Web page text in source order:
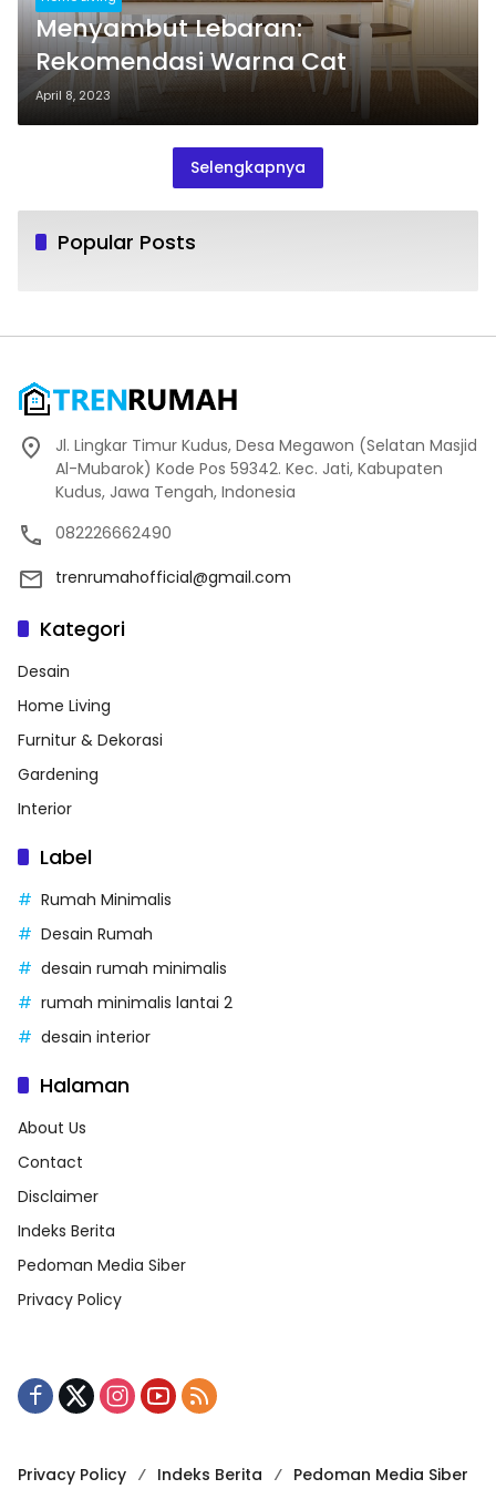
Menyambut Lebaran:
Rekomendasi Warna Cat
April 8, 2023
Selengkapnya
Popular Posts
Jl. Lingkar Timur Kudus, Desa Megawon (Selatan Masjid
Al-Mubarok) Kode Pos 59342. Kec. Jati, Kabupaten
Kudus, Jawa Tengah, Indonesia
082226662490
trenrumahofficial@gmail.com
Kategori
Desain
Home Living
Furnitur & Dekorasi
Gardening
Interior
Label
Rumah Minimalis
Desain Rumah
desain rumah minimalis
rumah minimalis lantai 2
desain interior
Halaman
About Us
Contact
Disclaimer
Indeks Berita
Pedoman Media Siber
Privacy Policy
Privacy Policy Indeks Berita Pedoman Media Siber